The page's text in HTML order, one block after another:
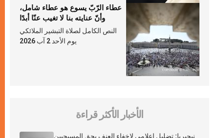
عطاء الرّبّ يسوع هو عطاء شامل،
وأنّ عنايته بنا لا تغيب عنّا أبدًا
النص الكامل لصلاة التبشير الملائكي
يوم الأحد 2 آب 2026
الأخبار الأكثر قراءة
نيجيريا: تضليل إعلامي لإخفاء العنف بحق المسيحيين